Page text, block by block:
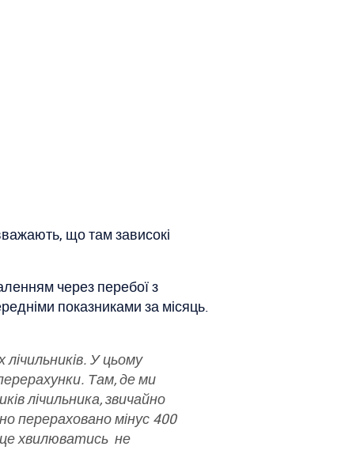
що там зависокі
через перебої з
показниками за місяць.
У цьому
Там, де ми
лічильника, звичайно
перераховано мінус 400
це хвилюватись не